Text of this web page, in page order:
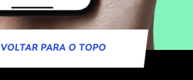
VOLTAR PARA O TOPO